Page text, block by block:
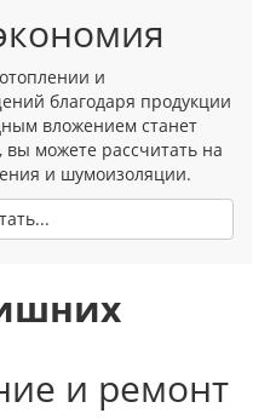
и
благодаря продукции
вложением станет
можете рассчитать на
и шумоизоляции.
и ремонт